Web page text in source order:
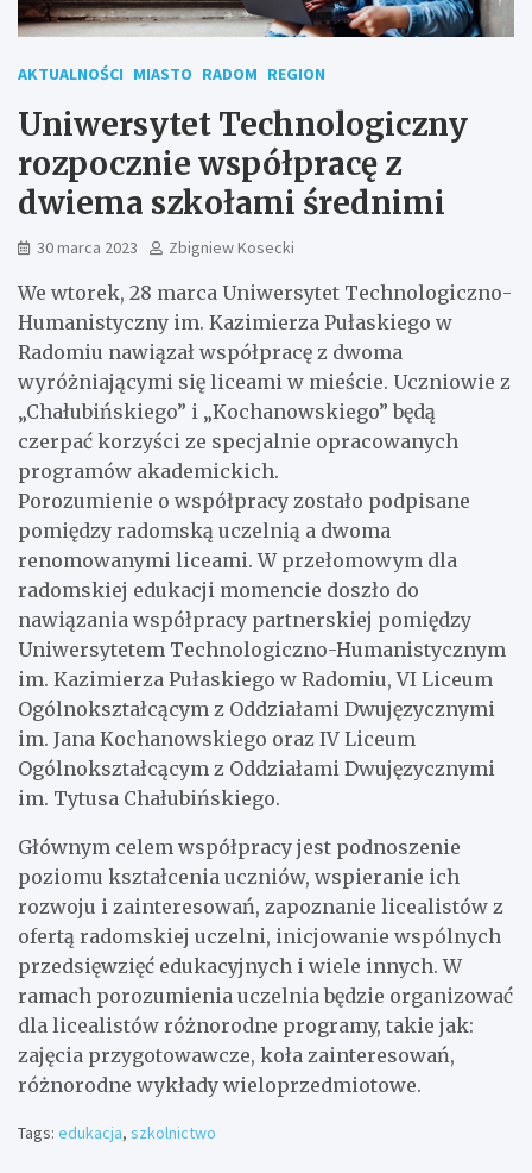
AKTUALNOŚCI MIASTO RADOM REGION
Uniwersytet Technologiczny
rozpocznie współpracę z
dwiema szkołami średnimi
30 marca 2023 Zbigniew Kosecki
We wtorek, 28 marca Uniwersytet Technologiczno-
Humanistyczny im. Kazimierza Pułaskiego w
Radomiu nawiązał współpracę z dwoma
wyróżniającymi się liceami w mieście. Uczniowie z
„Chałubińskiego” i „Kochanowskiego” będą
czerpać korzyści ze specjalnie opracowanych
programów akademickich.
Porozumienie o współpracy zostało podpisane
pomiędzy radomską uczelnią a dwoma
renomowanymi liceami. W przełomowym dla
radomskiej edukacji momencie doszło do
nawiązania współpracy partnerskiej pomiędzy
Uniwersytetem Technologiczno-Humanistycznym
im. Kazimierza Pułaskiego w Radomiu, VI Liceum
Ogólnokształcącym z Oddziałami Dwujęzycznymi
im. Jana Kochanowskiego oraz IV Liceum
Ogólnokształcącym z Oddziałami Dwujęzycznymi
im. Tytusa Chałubińskiego.
Głównym celem współpracy jest podnoszenie
poziomu kształcenia uczniów, wspieranie ich
rozwoju i zainteresowań, zapoznanie licealistów z
ofertą radomskiej uczelni, inicjowanie wspólnych
przedsięwzięć edukacyjnych i wiele innych. W
ramach porozumienia uczelnia będzie organizować
dla licealistów różnorodne programy, takie jak:
zajęcia przygotowawcze, koła zainteresowań,
różnorodne wykłady wieloprzedmiotowe.
Tags: edukacja, szkolnictwo